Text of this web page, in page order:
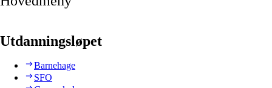
Utdanningsløpet
Barnehage
SFO